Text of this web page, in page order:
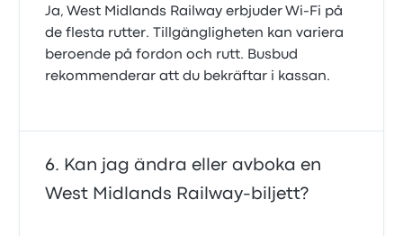
Ja, West Midlands Railway erbjuder Wi‑Fi på
de flesta rutter. Tillgängligheten kan variera
beroende på fordon och rutt. Busbud
rekommenderar att du bekräftar i kassan.
Kan jag ändra eller avboka en
West Midlands Railway-biljett?